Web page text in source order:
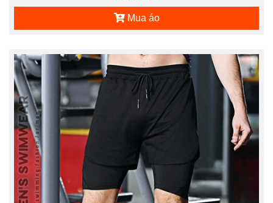
Mua áo